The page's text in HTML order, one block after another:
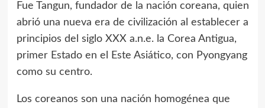
Fue Tangun, fundador de la nación coreana, quien
abrió una nueva era de civilización al establecer a
principios del siglo XXX a.n.e. la Corea Antigua,
primer Estado en el Este Asiático, con Pyongyang
como su centro.
Los coreanos son una nación homogénea que